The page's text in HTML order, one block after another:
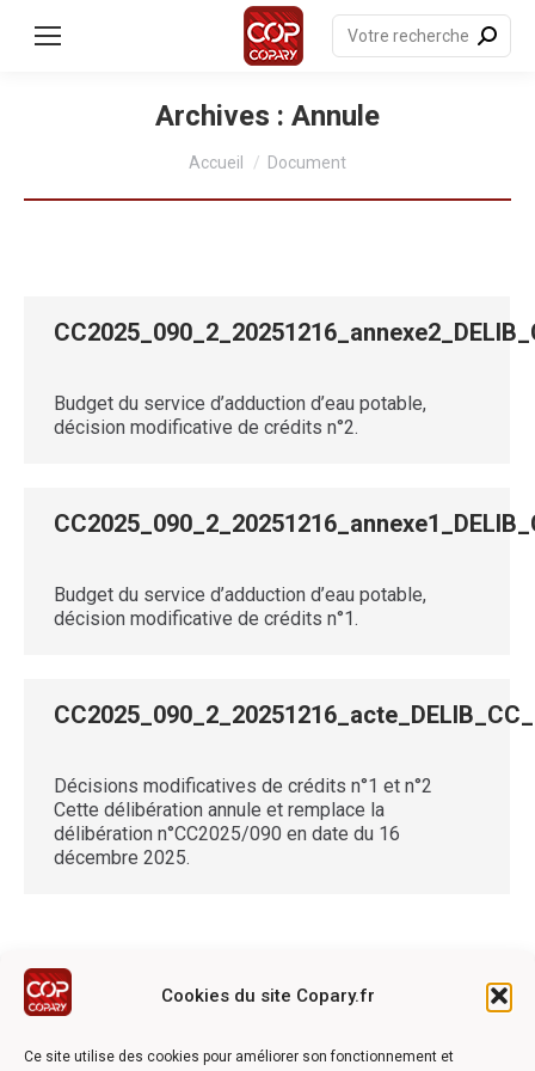
Cookies du site Copary.fr
Ce site utilise des cookies pour améliorer son fonctionnement et
principal
Recherche
:
Archives : Annule
Accueil Document
Budget du service d’adduction d’eau potable,
décision modificative de crédits n°2.
Budget du service d’adduction d’eau potable,
décision modificative de crédits n°1.
Décisions modificatives de crédits n°1 et n°2
Cette délibération annule et remplace la
délibération n°CC2025/090 en date du 16
décembre 2025.
Ce site a été réalisé avec le soutien financier de l'Union
Pays Barrois